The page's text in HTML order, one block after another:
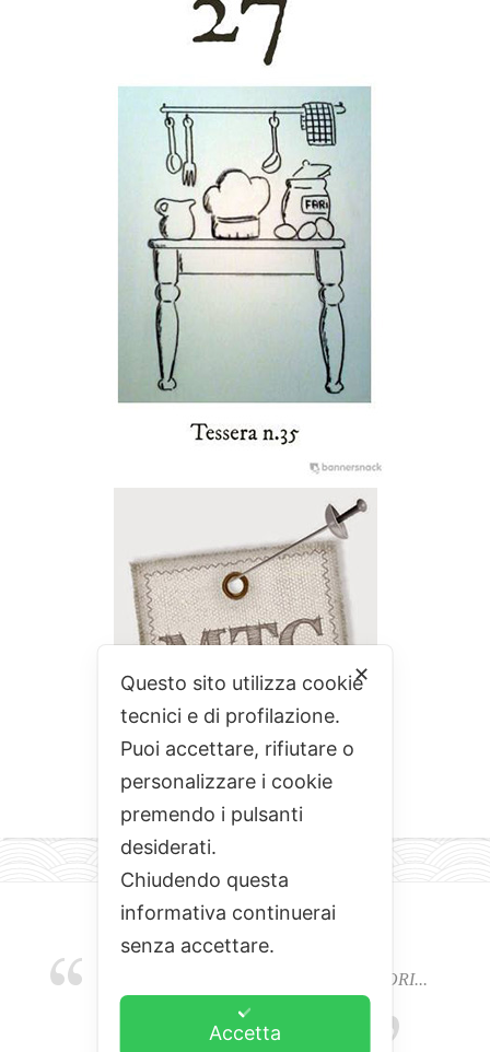
EMOZIONI, COLORI, ODORI E SAPORI...
L'ALCHIMIA DEL BUON CIBO
✕
Questo sito utilizza cookie
tecnici e di profilazione.
Puoi accettare, rifiutare o
personalizzare i cookie
premendo i pulsanti
desiderati.
Chiudendo questa
informativa continuerai
senza accettare.
Accetta